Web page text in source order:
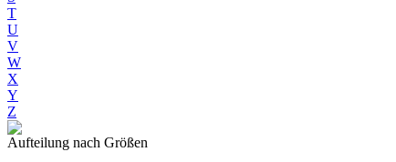
T
U
V
W
X
Y
Z
Aufteilung nach Größen